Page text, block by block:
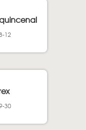
quincenal
12
30